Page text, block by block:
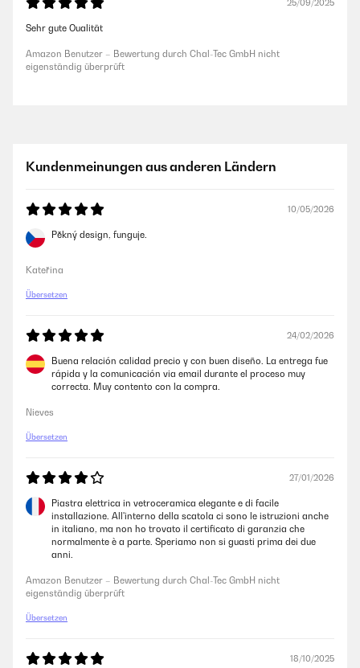
25/09/2025
Sehr gute Oualität
Amazon Benutzer – Bewertung durch Chal-Tec GmbH nicht
eigenständig überprüft
Kundenmeinungen aus anderen Ländern
10/05/2026
Pěkný design, funguje.
Kateřina
Übersetzen
24/02/2026
Buena relación calidad precio y con buen diseño. La entrega fue
rápida y la comunicación via email durante el proceso muy
correcta. Muy contento con la compra.
Nieves
Übersetzen
27/01/2026
Piastra elettrica in vetroceramica elegante e di facile
installazione. All'interno della scatola ci sono le istruzioni anche
in italiano, ma non ho trovato il certificato di garanzia che
normalmente è a parte. Speriamo non si guasti prima dei due
anni.
Amazon Benutzer – Bewertung durch Chal-Tec GmbH nicht
eigenständig überprüft
Übersetzen
18/10/2025